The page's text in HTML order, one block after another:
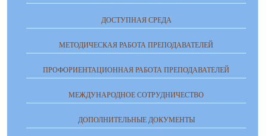
ДОСТУПНАЯ СРЕДА
МЕТОДИЧЕСКАЯ РАБОТА ПРЕПОДАВАТЕЛЕЙ
ПРОФОРИЕНТАЦИОННАЯ РАБОТА ПРЕПОДАВАТЕЛЕЙ
МЕЖДУНАРОДНОЕ СОТРУДНИЧЕСТВО
ДОПОЛНИТЕЛЬНЫЕ ДОКУМЕНТЫ